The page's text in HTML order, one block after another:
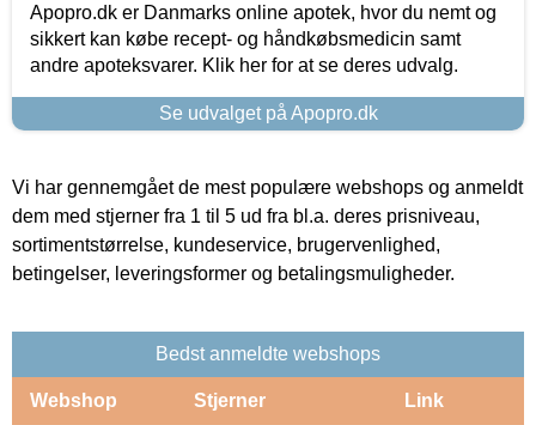
Apopro.dk er Danmarks online apotek, hvor du nemt og
sikkert kan købe recept- og håndkøbsmedicin samt
andre apoteksvarer. Klik her for at se deres udvalg.
Se udvalget på Apopro.dk
Vi har gennemgået de mest populære webshops og anmeldt
dem med stjerner fra 1 til 5 ud fra bl.a. deres prisniveau,
sortimentstørrelse, kundeservice, brugervenlighed,
betingelser, leveringsformer og betalingsmuligheder.
Bedst anmeldte webshops
Webshop Stjerner Link